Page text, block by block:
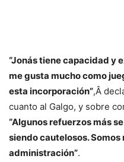
“Jonás tiene capacidad y
me gusta mucho como
esta incorporación”,Â
cuanto al Galgo, y sobre
“Algunos refuerzos más
siendo cautelosos. Somos
administración”.